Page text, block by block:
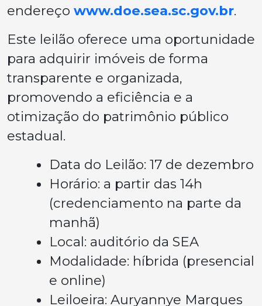
endereço www.doe.sea.sc.gov.br.
Este leilão oferece uma oportunidade
para adquirir imóveis de forma
transparente e organizada,
promovendo a eficiência e a
otimização do patrimônio público
estadual.
Data do Leilão: 17 de dezembro
Horário: a partir das 14h
(credenciamento na parte da
manhã)
Local: auditório da SEA
Modalidade: híbrida (presencial
e online)
Leiloeira: Auryannye Marques